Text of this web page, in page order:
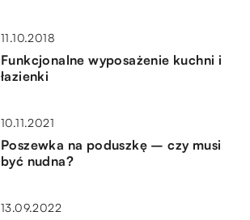
11.10.2018
Funkcjonalne wyposażenie kuchni i
łazienki
10.11.2021
Poszewka na poduszkę – czy musi
być nudna?
13.09.2022